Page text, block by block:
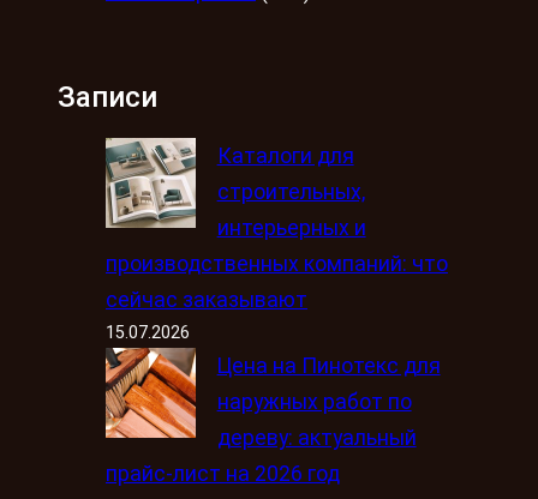
Записи
Каталоги для
строительных,
интерьерных и
производственных компаний: что
сейчас заказывают
15.07.2026
Цена на Пинотекс для
наружных работ по
дереву: актуальный
прайс-лист на 2026 год